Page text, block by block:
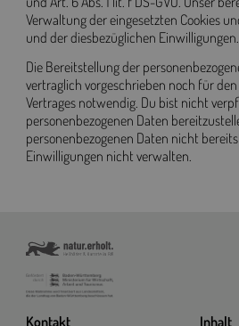
Verwaltung der eingesetzten Cookies
und der diesbezüglichen Einwilligungen.
Die Bereitstellung der
vertraglich vorgeschrieben noch für
Vertrages notwendig. Du bist nicht
personenbezogenen Daten
personenbezogenen Daten nicht
Einwilligungen nicht verwalten.
Kontakt Inhalt